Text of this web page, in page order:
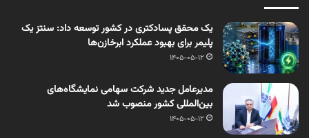
یک محقق پسادکتری در کشور توسعه داد: سنتز یک
پلیمر برای بهبود عملکرد ابرخازن‌ها
1405-05-12
مدیرعامل جدید شرکت سهامی نمایشگاه‌های
بین‌المللی کشور منصوب شد
1405-05-12